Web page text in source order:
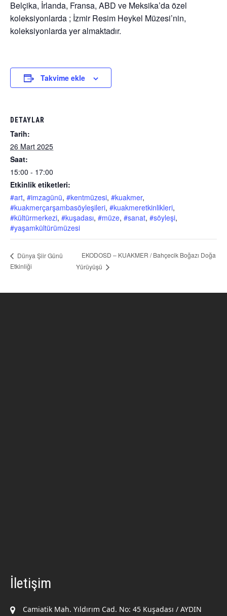
Belçika, İrlanda, Fransa, ABD ve Meksika’da özel
koleksiyonlarda ; İzmir Resim Heykel Müzesi’nin,
koleksiyonlarda yer almaktadır.
Takvime ekle
DETAYLAR
Tarih:
26 Mart 2025
Saat:
15:00 - 17:00
Etkinlik etiketleri:
#art, #imzagünü, #kentmüzesi, #kuakmer,
#kuakmerçarşambasöyleşileri, #kuakmeretkinlikleri,
#kültürmerkezi, #kuşadası, #müze, #sanat, #söyleşi,
#yaşamkültürümüzesi
Dünya Şiir Günü
Etkinliği
EKODOSD – KUAKMER / Bahçecik Boğazı Doğa
Yürüyüşü
İletişim
Camiatik Mah. Yıldırım Cad. No: 45 Kuşadası / AYDIN